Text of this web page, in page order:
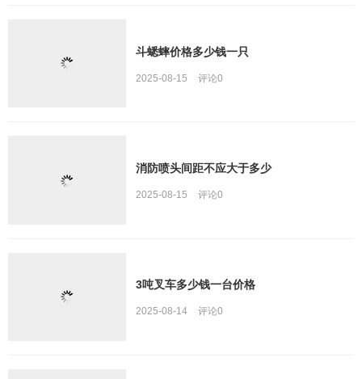
斗蟋蟀价格多少钱一只
2025-08-15 评论0
消防喷头间距不应大于多少
2025-08-15 评论0
3吨叉车多少钱一台价格
2025-08-14 评论0